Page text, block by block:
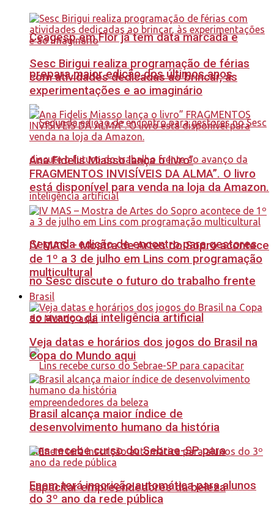
Ceagesp em Flor já tem data marcada e
prepara maior edição dos últimos anos
Segunda edição de encontro para gestores
no Sesc discute o futuro do trabalho frente
ao avanço da inteligência artificial
Lins recebe curso do Sebrae-SP para
capacitar empreendedores da beleza
Sesc Birigui realiza programação de férias
com atividades dedicadas ao brincar, às
experimentações e ao imaginário
Ana Fidelis Miasso lança o livro”
FRAGMENTOS INVISÍVEIS DA ALMA”. O livro
está disponível para venda na loja da Amazon.
IV MAS – Mostra de Artes do Sopro acontece
de 1º a 3 de julho em Lins com programação
multicultural
Brasil
Veja datas e horários dos jogos do Brasil na
Copa do Mundo aqui
Brasil alcança maior índice de
desenvolvimento humano da história
Enem terá inscrição automática para alunos
do 3º ano da rede pública